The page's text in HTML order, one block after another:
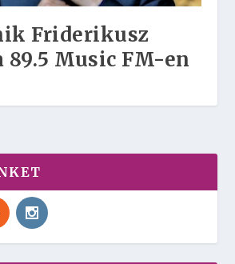
Friderikusz
89.5 Music FM-en